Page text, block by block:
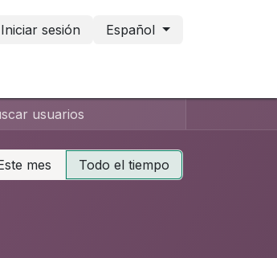
Iniciar sesión Español
mes Todo el tiempo